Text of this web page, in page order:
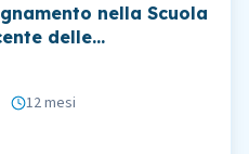
nella Scuola
delle
12 mesi